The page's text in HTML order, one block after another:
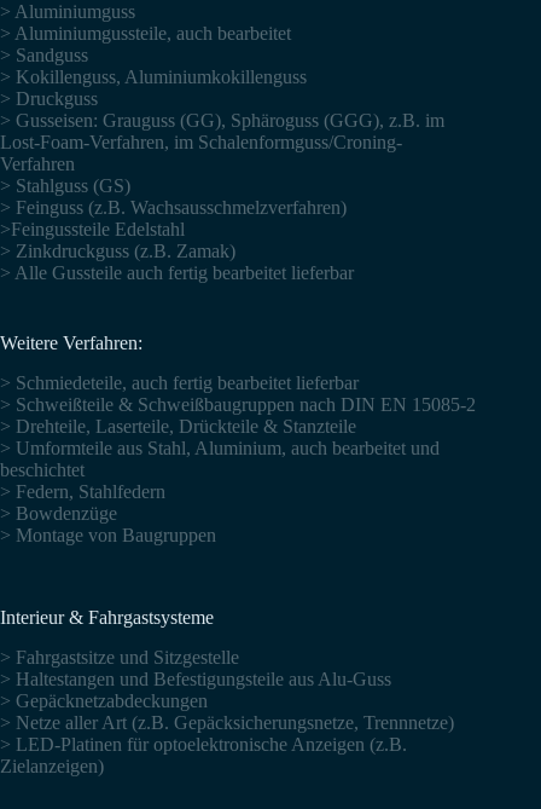
> Aluminiumguss
> Aluminiumgussteile, auch bearbeitet
> Sandguss
> Kokillenguss, Aluminiumkokillenguss
> Druckguss
> Gusseisen: Grauguss (GG), Sphäroguss (GGG), z.B. im
Lost-Foam-Verfahren, im Schalenformguss/Croning-
Verfahren
> Stahlguss (GS)
> Feinguss (z.B. Wachsausschmelzverfahren)
>Feingussteile Edelstahl
> Zinkdruckguss (z.B. Zamak)
> Alle Gussteile auch fertig bearbeitet lieferbar
Weitere Verfahren:
> Schmiedeteile, auch fertig bearbeitet lieferbar
> Schweißteile & Schweißbaugruppen nach DIN EN 15085-2
> Drehteile, Laserteile, Drückteile & Stanzteile
> Umformteile aus Stahl, Aluminium, auch bearbeitet und
beschichtet
> Federn, Stahlfedern
> Bowdenzüge
> Montage von Baugruppen
Interieur & Fahrgastsysteme
> Fahrgastsitze und Sitzgestelle
> Haltestangen und Befestigungsteile aus Alu-Guss
> Gepäcknetzabdeckungen
> Netze aller Art (z.B. Gepäcksicherungsnetze, Trennnetze)
> LED-Platinen für optoelektronische Anzeigen (z.B.
Zielanzeigen)